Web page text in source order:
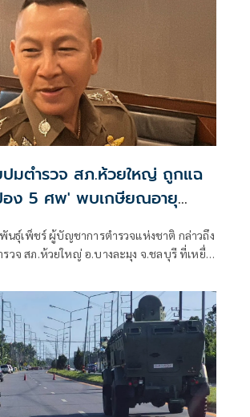
ปมตำรวจ สภ.ห้วยใหญ่ ถูกแฉ
ง 5 ศพ' พบเกษียณอายุ
นธุ์เพ็ชร์ ผู้บัญชาการตำรวจแห่งชาติ กล่าวถึง
วจ สภ.ห้วยใหญ่ อ.บางละมุง จ.ชลบุรี ที่เหยื่อ
งเป็นเด็กเดินยาของตำรวจ สภ.ห้วยใหญ่